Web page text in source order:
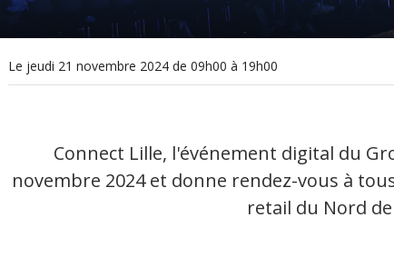
Le jeudi 21 novembre 2024 de 09h00 à 19h00
Connect Lille, l'événement digital du
novembre 2024 et donne rendez-vous à
retail du Nord de